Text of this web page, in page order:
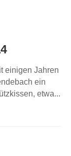
einigen Jahren
ein
etwa...